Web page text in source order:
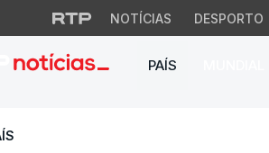
NOTÍCIAS DESPORTO
PAÍS
em